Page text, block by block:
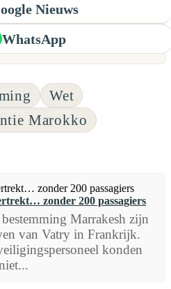
Nieuws
WhatsApp
Wet
Marokko
zonder 200 passagiers
Marrakesh zijn
van Vatry in Frankrijk.
konden